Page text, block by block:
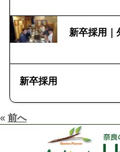
新卒採用｜
新卒採用
« 前へ